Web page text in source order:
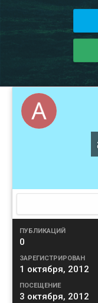
ПУБЛИКАЦИЙ
0
ЗАРЕГИСТРИРОВАН
1 октября, 2012
ПОСЕЩЕНИЕ
3 октября, 2012